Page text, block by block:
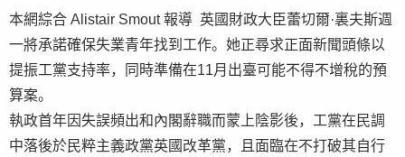
本網綜合 Alistair Smout 報導 英國財政大臣蕾切爾·裏夫斯週
一將承諾確保失業青年找到工作。她正尋求正面新聞頭條以
提振工黨支持率，同時準備在11月出臺可能不得不增稅的預
算案。
執政首年因失誤頻出和內閣辭職而蒙上陰影後，工黨在民調
中落後於民粹主義政黨英國改革黨，且面臨在不打破其自行